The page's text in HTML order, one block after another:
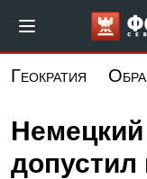
основному
Геократия
допустил